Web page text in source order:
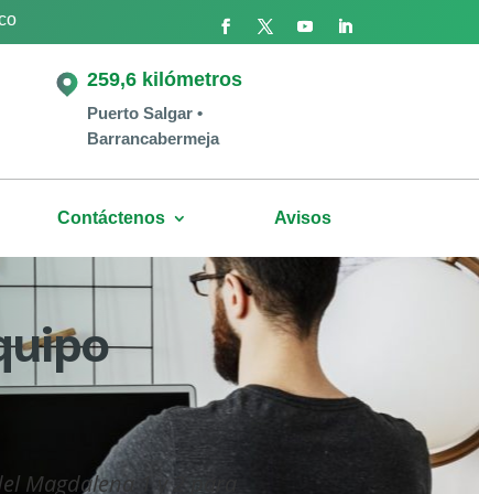
259,6 kilómetros
Puerto Salgar •
Barrancabermeja
Contáctenos Avisos
Magdalena 1 y 2 para